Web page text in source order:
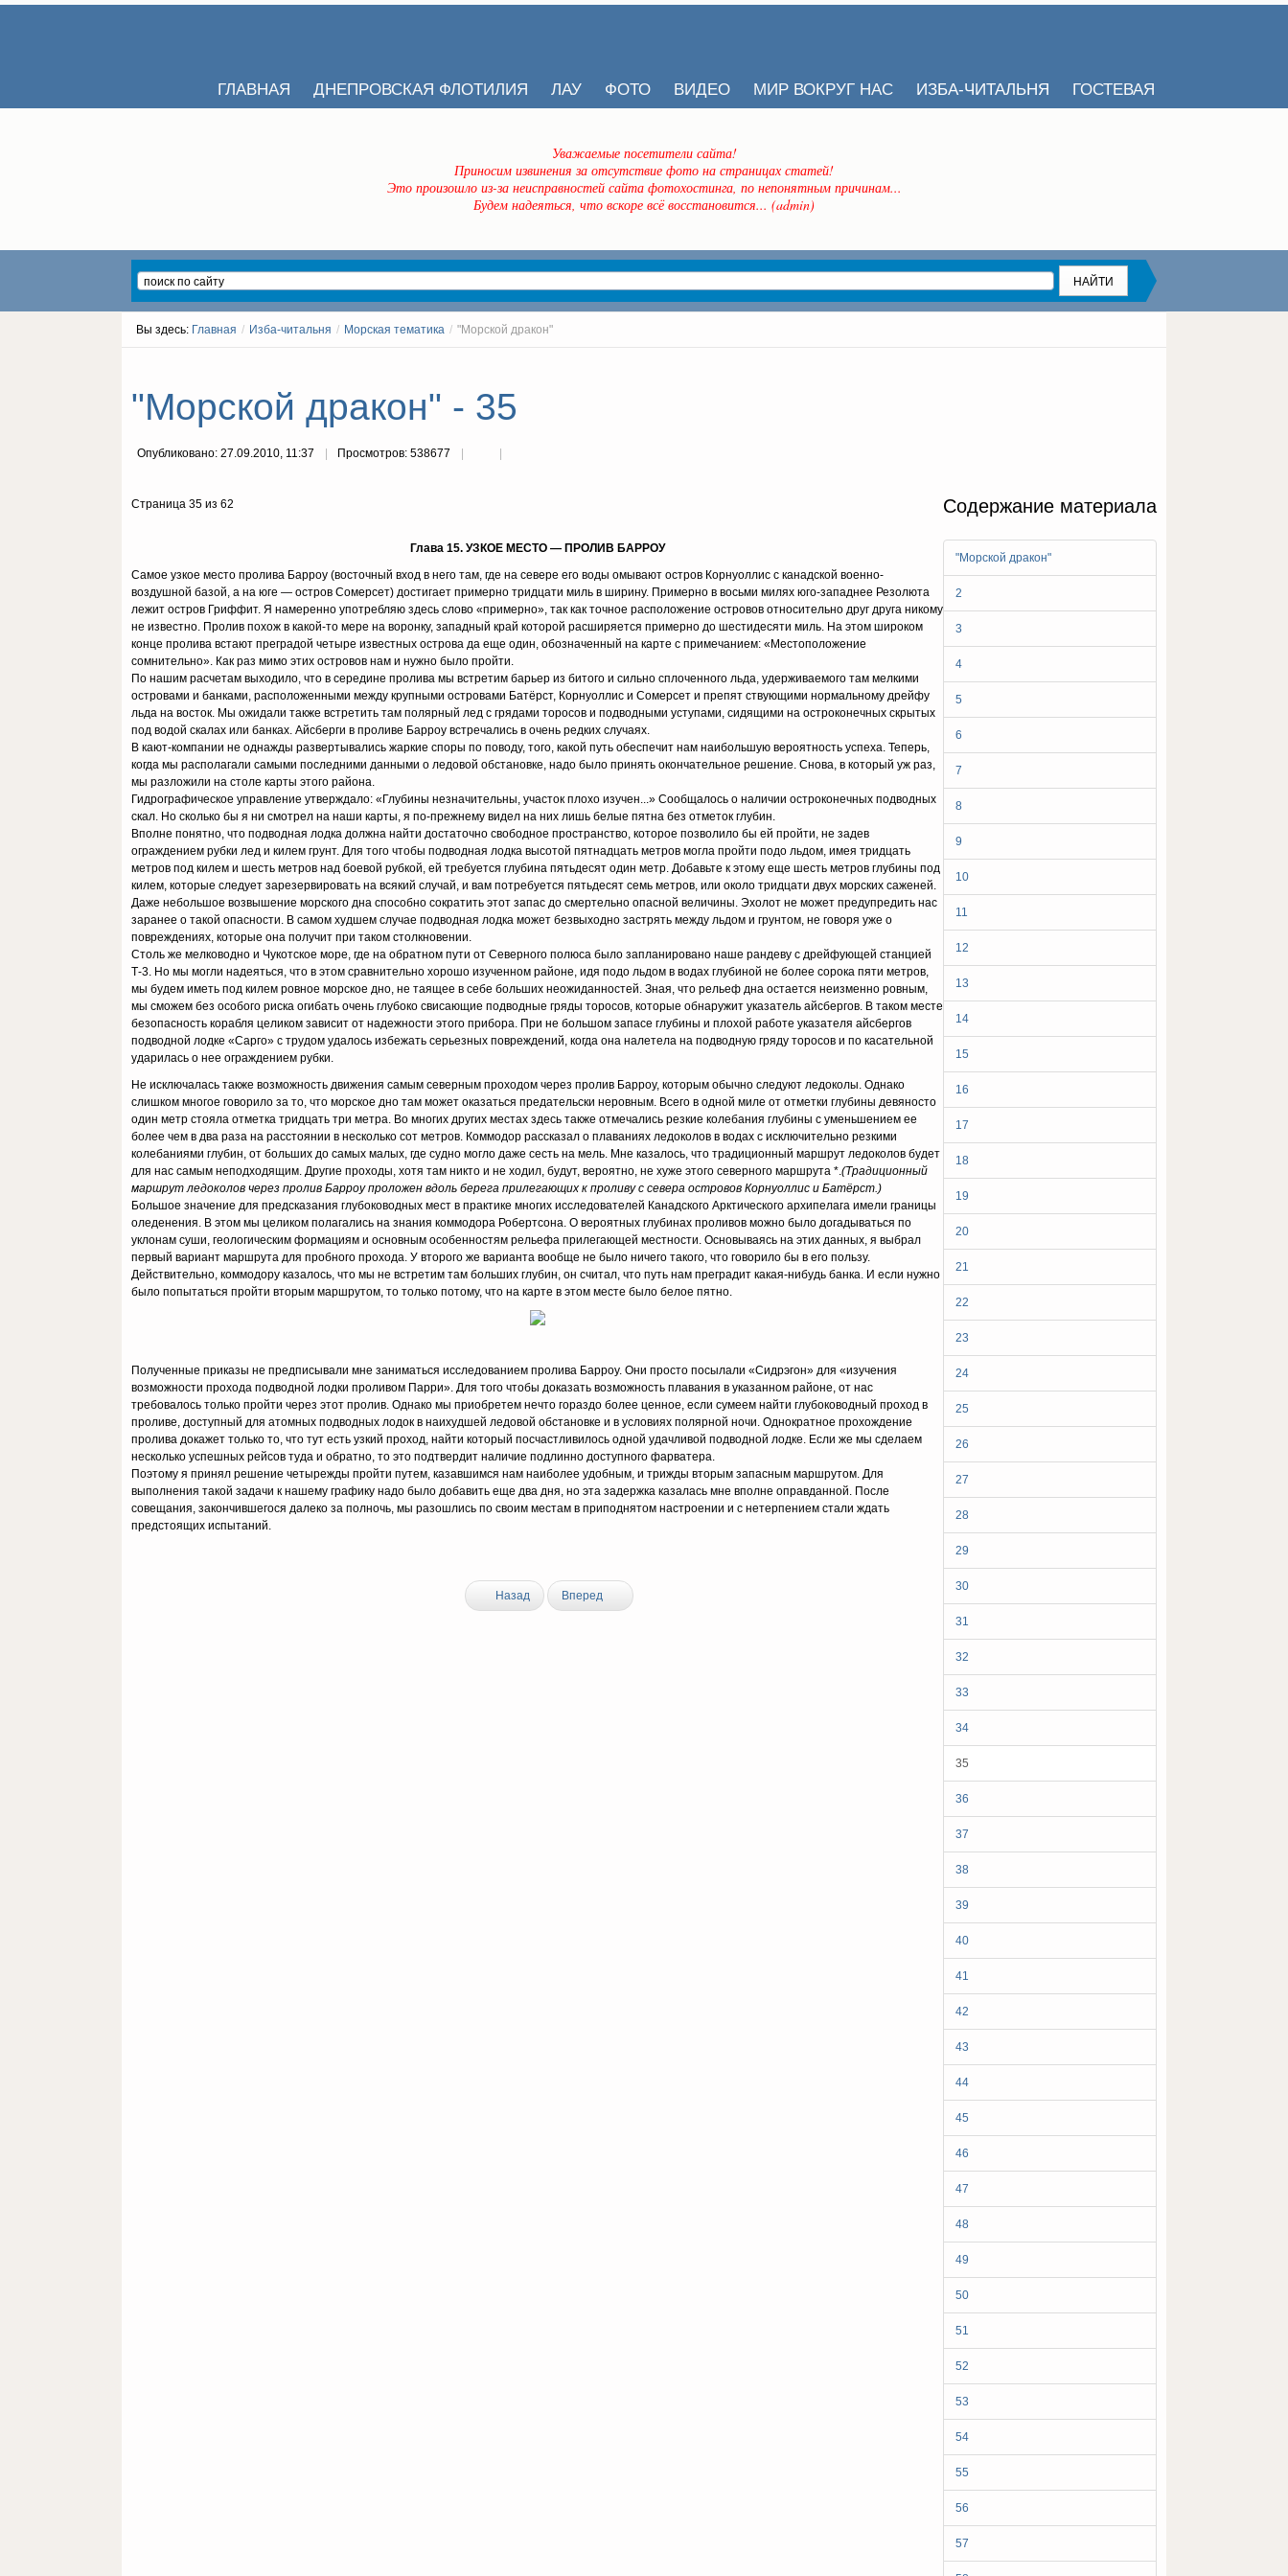
ГЛАВНАЯ ДНЕПРОВСКАЯ ФЛОТИЛИЯ ЛАУ ФОТО ВИДЕО МИР ВОКРУГ НАС ИЗБА-ЧИТАЛЬНЯ ГОСТЕВАЯ
Уважаемые посетители сайта!
Приносим извинения за отсутствие фото на страницах статей!
Это произошло из-за неисправностей сайта фотохостинга, по непонятным причинам...
Будем надеяться, что вскоре всё восстановится... (admin)
Вы здесь: Главная / Изба-читальня / Морская тематика / "Морской дракон"
"Морской дракон" - 35
Опубликовано: 27.09.2010, 11:37 Просмотров: 538677
Содержание материала
"Морской дракон"
2
3
4
5
6
7
8
9
10
11
12
13
14
15
16
17
18
19
20
21
22
23
24
25
26
27
28
29
30
31
32
33
34
35
36
37
38
39
40
41
42
43
44
45
46
47
48
49
50
51
52
53
54
55
56
57
Страница 35 из 62
Глава 15. УЗКОЕ МЕСТО — ПРОЛИВ БАРРОУ
Самое узкое место пролива Барроу (восточный вход в него там, где на севере его воды омывают остров Корнуоллис с канадской военно-
воздушной базой, а на юге — остров Сомерсет) достигает примерно тридцати миль в ширину. Примерно в восьми милях юго-западнее Резолюта
лежит остров Гриффит. Я намеренно употребляю здесь слово «примерно», так как точное расположение островов относительно друг друга никому
не известно. Пролив похож в какой-то мере на воронку, западный край которой расширяется примерно до шестидесяти миль. На этом широком
конце пролива встают преградой четыре известных острова да еще один, обозначенный на карте с примечанием: «Местоположение
сомнительно». Как раз мимо этих островов нам и нужно было пройти.
По нашим расчетам выходило, что в середине пролива мы встретим барьер из битого и сильно сплоченного льда, удерживаемого там мелкими
островами и банками, расположенными между крупными островами Батёрст, Корнуоллис и Сомерсет и препят ствующими нормальному дрейфу
льда на восток. Мы ожидали также встретить там полярный лед с грядами торосов и подводными уступами, сидящими на остроконечных скрытых
под водой скалах или банках. Айсберги в проливе Барроу встречались в очень редких случаях.
В кают-компании не однажды развертывались жаркие споры по поводу, того, какой путь обеспечит нам наибольшую вероятность успеха. Теперь,
когда мы располагали самыми последними данными о ледовой обстановке, надо было принять окончательное решение. Снова, в который уж раз,
мы разложили на столе карты этого района.
Гидрографическое управление утверждало: «Глубины незначительны, участок плохо изучен...» Сообщалось о наличии остроконечных подводных
скал. Но сколько бы я ни смотрел на наши карты, я по-прежнему видел на них лишь белые пятна без отметок глубин.
Вполне понятно, что подводная лодка должна найти достаточно свободное пространство, которое позволило бы ей пройти, не задев
ограждением рубки лед и килем грунт. Для того чтобы подводная лодка высотой пятнадцать метров могла пройти подо льдом, имея тридцать
метров под килем и шесть метров над боевой рубкой, ей требуется глубина пятьдесят один метр. Добавьте к этому еще шесть метров глубины под
килем, которые следует зарезервировать на всякий случай, и вам потребуется пятьдесят семь метров, или около тридцати двух морских саженей.
Даже небольшое возвышение морского дна способно сократить этот запас до смертельно опасной величины. Эхолот не может предупредить нас
заранее о такой опасности. В самом худшем случае подводная лодка может безвыходно застрять между льдом и грунтом, не говоря уже о
повреждениях, которые она получит при таком столкновении.
Столь же мелководно и Чукотское море, где на обратном пути от Северного полюса было запланировано наше рандеву с дрейфующей станцией
Т-3. Но мы могли надеяться, что в этом сравнительно хорошо изученном районе, идя подо льдом в водах глубиной не более сорока пяти метров,
мы будем иметь под килем ровное морское дно, не таящее в себе больших неожиданностей. Зная, что рельеф дна остается неизменно ровным,
мы сможем без особого риска огибать очень глубоко свисающие подводные гряды торосов, которые обнаружит указатель айсбергов. В таком месте
безопасность корабля целиком зависит от надежности этого прибора. При не большом запасе глубины и плохой работе указателя айсбергов
подводной лодке «Сарго» с трудом удалось избежать серьезных повреждений, когда она налетела на подводную гряду торосов и по касательной
ударилась о нее ограждением рубки.
Не исключалась также возможность движения самым северным проходом через пролив Барроу, которым обычно следуют ледоколы. Однако
слишком многое говорило за то, что морское дно там может оказаться предательски неровным. Всего в одной миле от отметки глубины девяносто
один метр стояла отметка тридцать три метра. Во многих других местах здесь также отмечались резкие колебания глубины с уменьшением ее
более чем в два раза на расстоянии в несколько сот метров. Коммодор рассказал о плаваниях ледоколов в водах с исключительно резкими
колебаниями глубин, от больших до самых малых, где судно могло даже сесть на мель. Мне казалось, что традиционный маршрут ледоколов будет
для нас самым неподходящим. Другие проходы, хотя там никто и не ходил, будут, вероятно, не хуже этого северного маршрута *.(Традиционный
маршрут ледоколов через пролив Барроу проложен вдоль берега прилегающих к проливу с севера островов Корнуоллис и Батёрст.)
Большое значение для предсказания глубоководных мест в практике многих исследователей Канадского Арктического архипелага имели границы
оледенения. В этом мы целиком полагались на знания коммодора Робертсона. О вероятных глубинах проливов можно было догадываться по
уклонам суши, геологическим формациям и основным особенностям рельефа прилегающей местности. Основываясь на этих данных, я выбрал
первый вариант маршрута для пробного прохода. У второго же варианта вообще не было ничего такого, что говорило бы в его пользу.
Действительно, коммодору казалось, что мы не встретим там больших глубин, он считал, что путь нам преградит какая-нибудь банка. И если нужно
было попытаться пройти вторым маршрутом, то только потому, что на карте в этом месте было белое пятно.
Полученные приказы не предписывали мне заниматься исследованием пролива Барроу. Они просто посылали «Сидрэгон» для «изучения
возможности прохода подводной лодки проливом Парри». Для того чтобы доказать возможность плавания в указанном районе, от нас
требовалось только пройти через этот пролив. Однако мы приобретем нечто гораздо более ценное, если сумеем найти глубоководный проход в
проливе, доступный для атомных подводных лодок в наихудшей ледовой обстановке и в условиях полярной ночи. Однократное прохождение
пролива докажет только то, что тут есть узкий проход, найти который посчастливилось одной удачливой подводной лодке. Если же мы сделаем
несколько успешных рейсов туда и обратно, то это подтвердит наличие подлинно доступного фарватера.
Поэтому я принял решение четырежды пройти путем, казавшимся нам наиболее удобным, и трижды вторым запасным маршрутом. Для
выполнения такой задачи к нашему графику надо было добавить еще два дня, но эта задержка казалась мне вполне оправданной. После
совещания, закончившегося далеко за полночь, мы разошлись по своим местам в приподнятом настроении и с нетерпением стали ждать
предстоящих испытаний.
Назад Вперед